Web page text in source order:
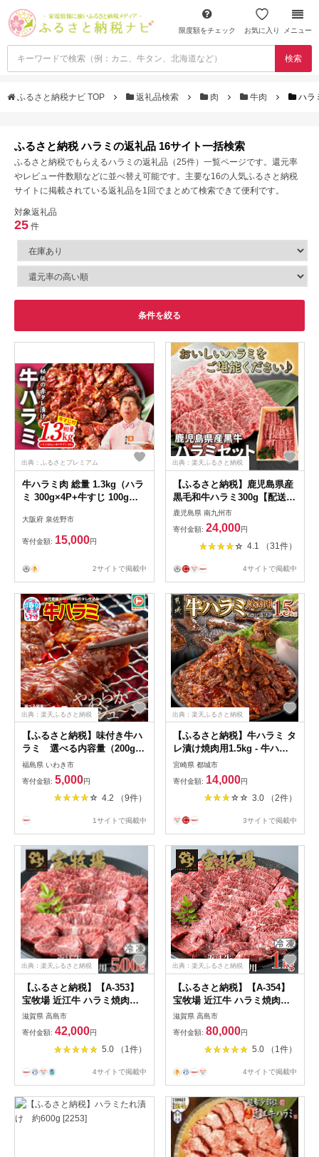
限度額をチェック お気に入り メニュー
検索
ふるさと納税ナビ TOP 返礼品検索 肉 牛肉 ハラ
ふるさと納税 ハラミの返礼品 16サイト一括検索
ふるさと納税でもらえるハラミの返礼品（25件）一覧ページです。還元率
やレビュー件数順などに並べ替え可能です。主要な16の人気ふるさと納税
サイトに掲載されている返礼品を1回でまとめて検索できて便利です。
対象返礼品
25 件
条件を絞る
出典：ふるさとプレミアム
牛ハラミ肉 総量 1.3kg（ハラ
ミ 300g×4P+牛すじ 100g）
大阪府 泉佐野市
寄付金額: 15,000円
2サイトで掲載中
出典：楽天ふるさと納税
【ふるさと納税】鹿児島県産
黒毛和牛ハラミ300g【配送不
可地域：離島】【1185809】
鹿児島県 南九州市
寄付金額: 24,000円
4.1 （31件）
4サイトで掲載中
出典：楽天ふるさと納税
【ふるさと納税】味付き牛ハ
ラミ 選べる内容量（200g〜
1.5kg）小分け 大容量 | 単品
定期便 特製タレ 焼くだけ 手
作業で加工 焼肉 お取り寄せ
バーベキュー ふるさと納税は
らかい やわらかい 父の日 ス
福島県 いわき市
寄付金額: 5,000円
4.2 （9件）
1サイトで掲載中
出典：楽天ふるさと納税
【ふるさと納税】牛ハラミ タ
レ漬け焼肉用1.5kg - 牛ハラ
ミ タレ漬け 焼肉用 500g×3P
牛肉 送料無料 14-3603 【宮
崎県都城市は2年連続ふるさ
と納税日本一！】
宮崎県 都城市
寄付金額: 14,000円
3.0 （2件）
3サイトで掲載中
出典：楽天ふるさと納税
【ふるさと納税】【A-353】
宝牧場 近江牛 ハラミ焼肉用
500g［高島屋選定品］
滋賀県 高島市
寄付金額: 42,000円
5.0 （1件）
4サイトで掲載中
出典：楽天ふるさと納税
【ふるさと納税】【A-354】
宝牧場 近江牛 ハラミ焼肉用
1kg［高島屋選定品］
滋賀県 高島市
寄付金額: 80,000円
5.0 （1件）
4サイトで掲載中